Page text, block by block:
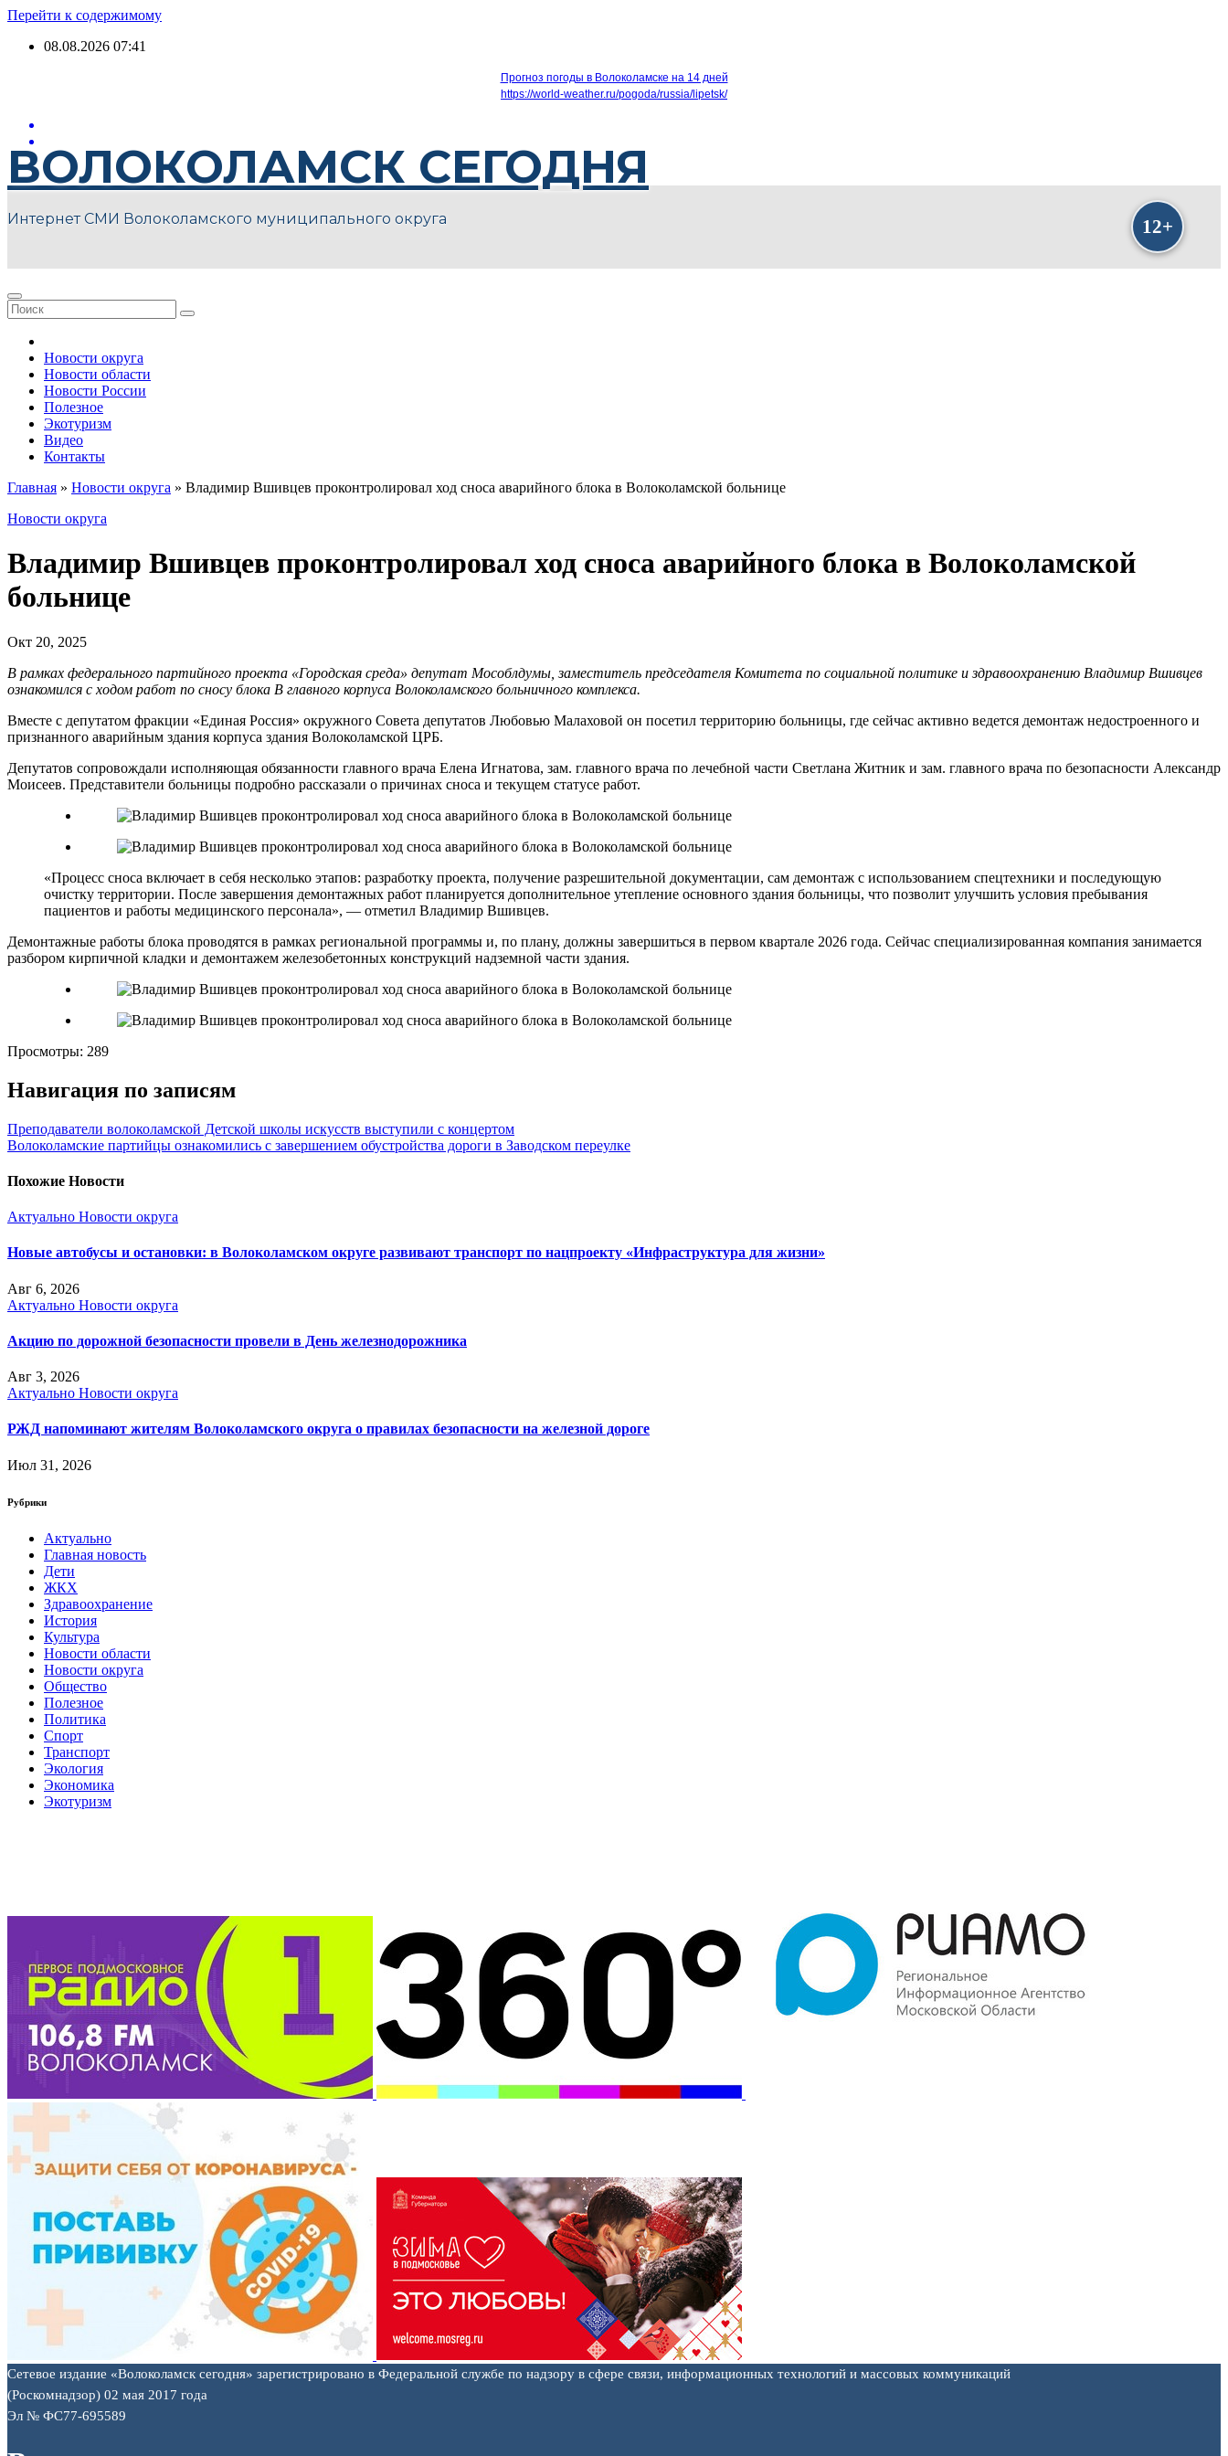
Перейти к содержимому
08.08.2026 07:41
Прогноз погоды в Волоколамске на 14 дней
https://world-weather.ru/pogoda/russia/lipetsk/
ВОЛОКОЛАМСК СЕГОДНЯ
Интернет СМИ Волоколамского муниципального округа
Новости округа
Новости области
Новости России
Полезное
Экотуризм
Видео
Контакты
Главная » Новости округа » Владимир Вшивцев проконтролировал ход сноса аварийного блока в Волоколамской больнице
Новости округа
Владимир Вшивцев проконтролировал ход сноса аварийного блока в Волоколамской
больнице
Окт 20, 2025
В рамках федерального партийного проекта «Городская среда» депутат Мособлдумы, заместитель председателя Комитета по социальной политике и здравоохранению Владимир Вшивцев
ознакомился с ходом работ по сносу блока В главного корпуса Волоколамского больничного комплекса.
Вместе с депутатом фракции «Единая Россия» окружного Совета депутатов Любовью Малаховой он посетил территорию больницы, где сейчас активно ведется демонтаж недостроенного и
признанного аварийным здания корпуса здания Волоколамской ЦРБ.
Депутатов сопровождали исполняющая обязанности главного врача Елена Игнатова, зам. главного врача по лечебной части Светлана Житник и зам. главного врача по безопасности Александр
Моисеев. Представители больницы подробно рассказали о причинах сноса и текущем статусе работ.
«Процесс сноса включает в себя несколько этапов: разработку проекта, получение разрешительной документации, сам демонтаж с использованием спецтехники и последующую
очистку территории. После завершения демонтажных работ планируется дополнительное утепление основного здания больницы, что позволит улучшить условия пребывания
пациентов и работы медицинского персонала», — отметил Владимир Вшивцев.
Демонтажные работы блока проводятся в рамках региональной программы и, по плану, должны завершиться в первом квартале 2026 года. Сейчас специализированная компания занимается
разбором кирпичной кладки и демонтажем железобетонных конструкций надземной части здания.
Просмотры: 289
Навигация по записям
Преподаватели волоколамской Детской школы искусств выступили с концертом
Волоколамские партийцы ознакомились с завершением обустройства дороги в Заводском переулке
Похожие Новости
Актуально Новости округа
Новые автобусы и остановки: в Волоколамском округе развивают транспорт по нацпроекту «Инфраструктура для жизни»
Авг 6, 2026
Актуально Новости округа
Акцию по дорожной безопасности провели в День железнодорожника
Авг 3, 2026
Актуально Новости округа
РЖД напоминают жителям Волоколамского округа о правилах безопасности на железной дороге
Июл 31, 2026
Рубрики
Актуально
Главная новость
Дети
ЖКХ
Здравоохранение
История
Культура
Новости области
Новости округа
Общество
Полезное
Политика
Спорт
Транспорт
Экология
Экономика
Экотуризм
Сетевое издание «Волоколамск сегодня» зарегистрировано в Федеральной службе по надзору в сфере связи, информационных технологий и массовых коммуникаций
(Роскомнадзор) 02 мая 2017 года
Эл № ФС77-695589